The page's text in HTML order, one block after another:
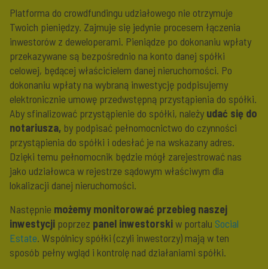
Platforma do crowdfundingu udziałowego nie otrzymuje
Twoich pieniędzy. Zajmuje się jedynie procesem łączenia
inwestorów z deweloperami. Pieniądze po dokonaniu wpłaty
przekazywane są bezpośrednio na konto danej spółki
celowej, będącej właścicielem danej nieruchomości. Po
dokonaniu wpłaty na wybraną inwestycję podpisujemy
elektronicznie umowę przedwstępną przystąpienia do spółki.
Aby sfinalizować przystąpienie do spółki, należy udać się do
notariusza, by podpisać pełnomocnictwo do czynności
przystąpienia do spółki i odesłać je na wskazany adres.
Dzięki temu pełnomocnik będzie mógł zarejestrować nas
jako udziałowca w rejestrze sądowym właściwym dla
lokalizacji danej nieruchomości.
Następnie możemy monitorować przebieg naszej
inwestycji poprzez panel inwestorskiw portalu Social
Estate. Wspólnicy spółki (czyli inwestorzy) mają w ten
sposób pełny wgląd i kontrolę nad działaniami spółki.